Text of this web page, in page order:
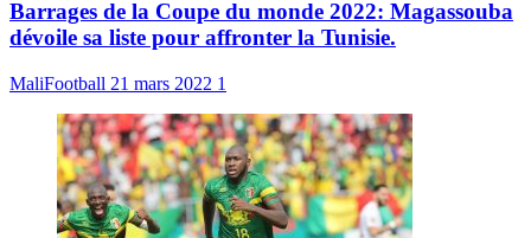
Barrages de la Coupe du monde 2022: Magassouba
dévoile sa liste pour affronter la Tunisie.
MaliFootball 21 mars 2022 1